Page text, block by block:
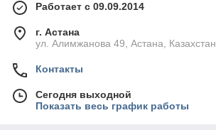
Работает с 09.09.2014
г. Астана
ул. Алимжанова 49, Астана, Казахстан
Контакты
Сегодня выходной
Показать весь график работы